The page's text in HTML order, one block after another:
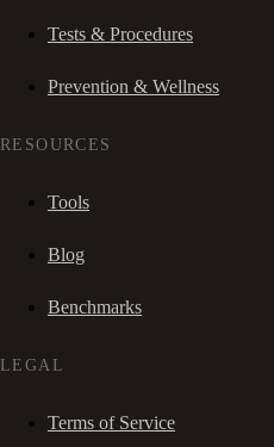
Tests & Procedures
Prevention & Wellness
RESOURCES
Tools
Blog
Benchmarks
LEGAL
Terms of Service